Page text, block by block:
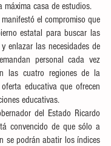
máxima casa de estudios.
el compromiso que
estatal para buscar las
enlazar las necesidades de
personal cada vez
las cuatro regiones de la
educativa que ofrecen
educativas.
del Estado Ricardo
convencido de que sólo a
se podrán abatir los índices